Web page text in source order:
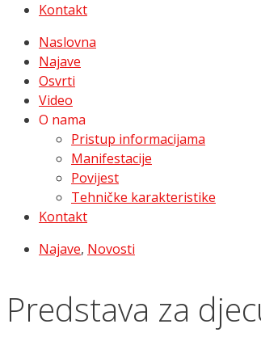
Kontakt
Naslovna
Najave
Osvrti
Video
O nama
Pristup informacijama
Manifestacije
Povijest
Tehničke karakteristike
Kontakt
Najave, Novosti
Predstava za